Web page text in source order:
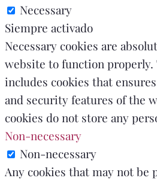
Necessary
Siempre activado
Necessary cookies are
website to function properly.
includes cookies that
and security features of the
cookies do not store any
Non-necessary
Non-necessary
Any cookies that may not be